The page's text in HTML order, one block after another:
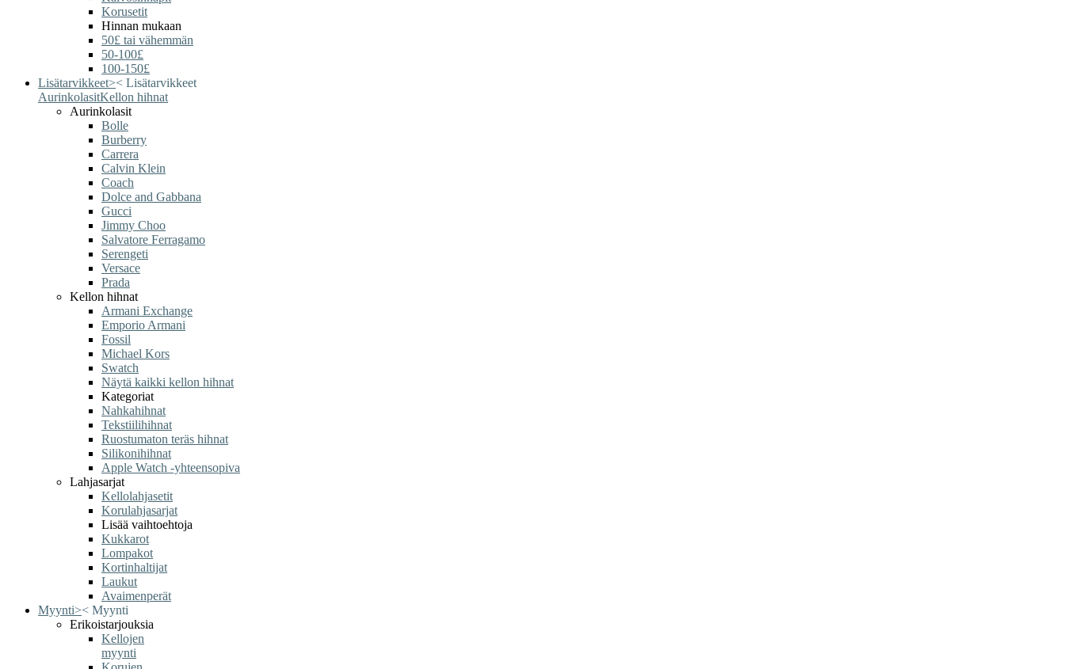
Korusetit
Hinnan mukaan
50£ tai vähemmän
50-100£
100-150£
Lisätarvikkeet>< Lisätarvikkeet
AurinkolasitKellon hihnat
Aurinkolasit
Bolle
Burberry
Carrera
Calvin Klein
Coach
Dolce and Gabbana
Gucci
Jimmy Choo
Salvatore Ferragamo
Serengeti
Versace
Prada
Kellon hihnat
Armani Exchange
Emporio Armani
Fossil
Michael Kors
Swatch
Näytä kaikki kellon hihnat
Kategoriat
Nahkahihnat
Tekstiilihihnat
Ruostumaton teräs hihnat
Silikonihihnat
Apple Watch -yhteensopiva
Lahjasarjat
Kellolahjasetit
Korulahjasarjat
Lisää vaihtoehtoja
Kukkarot
Lompakot
Kortinhaltijat
Laukut
Avaimenperät
Myynti>< Myynti
Erikoistarjouksia
Kellojen
myynti